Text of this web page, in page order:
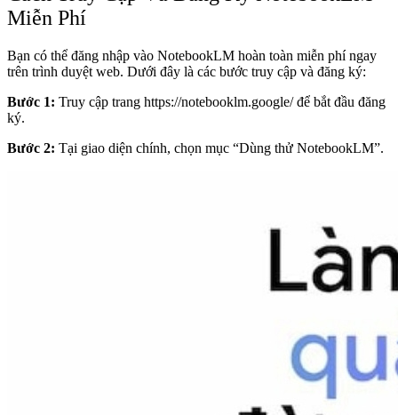
Miễn Phí
Bạn có thể đăng nhập vào NotebookLM hoàn toàn miễn phí ngay
trên trình duyệt web. Dưới đây là các bước truy cập và đăng ký:
Bước 1: Truy cập trang https://notebooklm.google/để bắt đầu đăng
ký.
Bước 2: Tại giao diện chính, chọn mục “Dùng thử NotebookLM”.